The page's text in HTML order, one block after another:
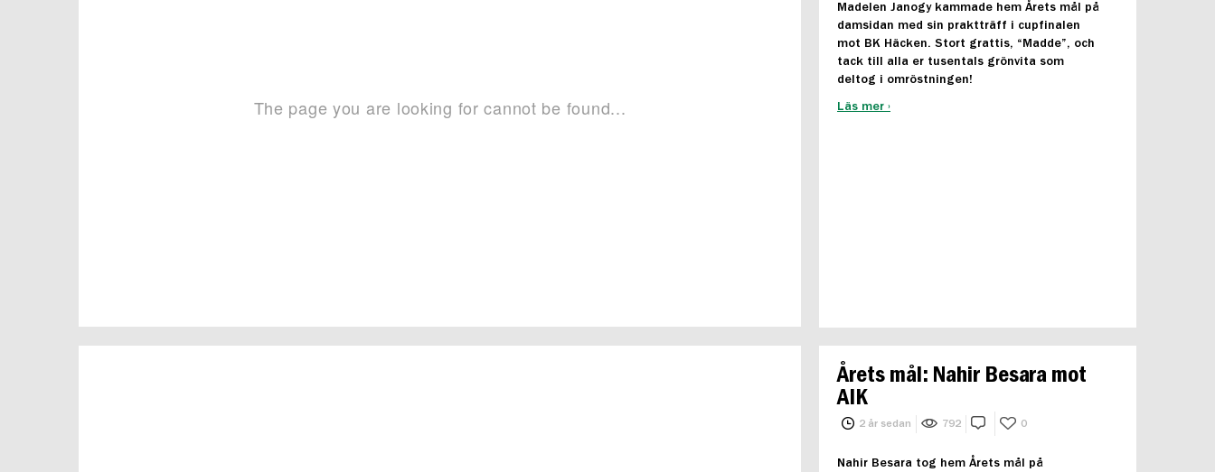
Madelen Janogy kammade hem Årets mål på
damsidan med sin praktträff i cupfinalen
mot BK Häcken. Stort grattis, “Madde”, och
tack till alla er tusentals grönvita som
deltog i omröstningen!
Läs mer ›
Årets mål: Nahir Besara mot
AIK
2 år sedan 792 0
Nahir Besara tog hem Årets mål på